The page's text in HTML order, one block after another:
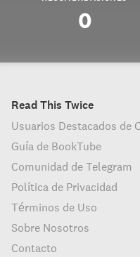
0
Read This Twice
Usuarios Destacados de
Guía de BookTube
Comunidad de Telegram
Política de Privacidad
Términos de Uso
Sobre Nosotros
Contacto